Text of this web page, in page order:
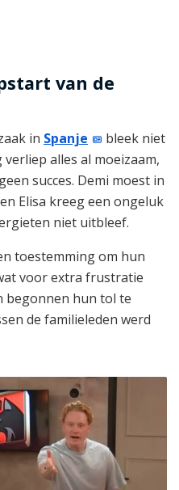
van de
in Spanje
bleek niet
alles al moeizaam,
succes. Demi moest in
Elisa kreeg een ongeluk
niet uitbleef.
toestemming om hun
voor extra frustratie
begonnen hun tol te
de familieleden werd